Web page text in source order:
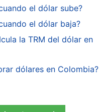
el dólar sube?
el dólar baja?
la TRM del dólar en
dólares en Colombia?